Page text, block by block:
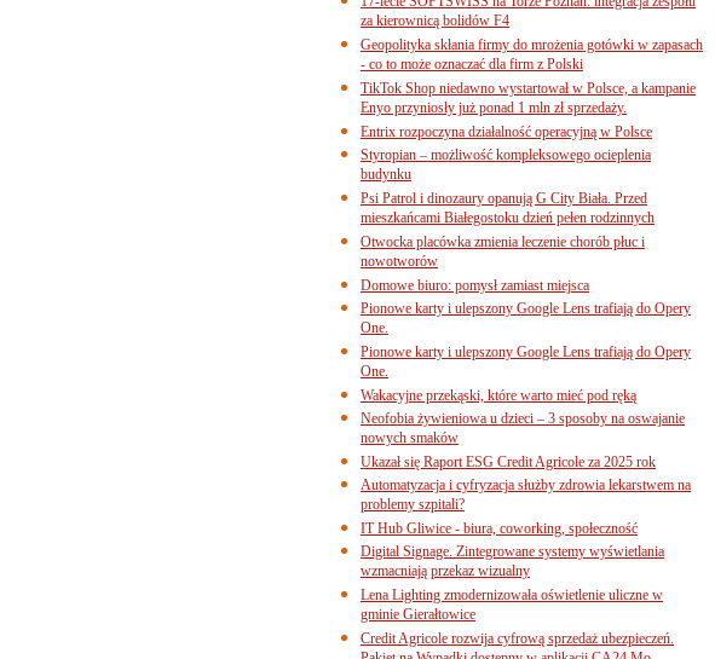
za kierownicą bolidów F4
Geopolityka skłania firmy do mrożenia gotówki w zapasach
- co to może oznaczać dla firm z Polski
TikTok Shop niedawno wystartował w Polsce, a kampanie
Enyo przyniosły już ponad 1 mln zł sprzedaży.
Entrix rozpoczyna działalność operacyjną w Polsce
Styropian – możliwość kompleksowego ocieplenia
budynku
Psi Patrol i dinozaury opanują G City Biała. Przed
mieszkańcami Białegostoku dzień pełen rodzinnych
Otwocka placówka zmienia leczenie chorób płuc i
nowotworów
Domowe biuro: pomysł zamiast miejsca
Pionowe karty i ulepszony Google Lens trafiają do Opery
One.
Pionowe karty i ulepszony Google Lens trafiają do Opery
One.
Wakacyjne przekąski, które warto mieć pod ręką
Neofobia żywieniowa u dzieci – 3 sposoby na oswajanie
nowych smaków
Ukazał się Raport ESG Credit Agricole za 2025 rok
Automatyzacja i cyfryzacja służby zdrowia lekarstwem na
problemy szpitali?
IT Hub Gliwice - biura, coworking, społeczność
Digital Signage. Zintegrowane systemy wyświetlania
wzmacniają przekaz wizualny
Lena Lighting zmodernizowała oświetlenie uliczne w
gminie Gierałtowice
Credit Agricole rozwija cyfrową sprzedaż ubezpieczeń.